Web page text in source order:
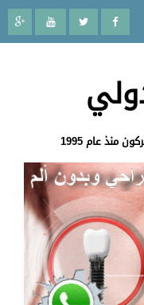
منذ عام 1995